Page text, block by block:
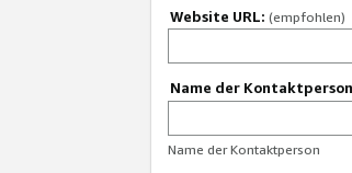
Website URL: (empfohlen)
Name der Kontaktperson
Name der Kontaktperson